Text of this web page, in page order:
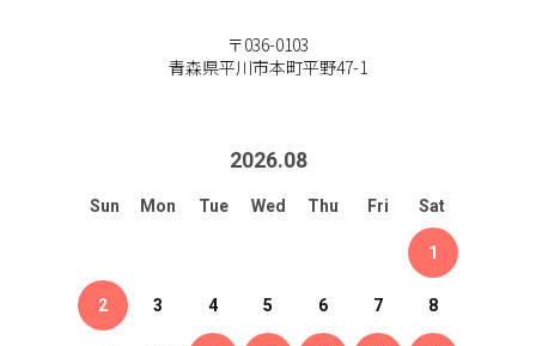
〒036-0103
青森県平川市本町平野47-1
2026.08
Sun Mon Tue Wed Thu Fri Sat
1
2 3 4 5 6 7 8